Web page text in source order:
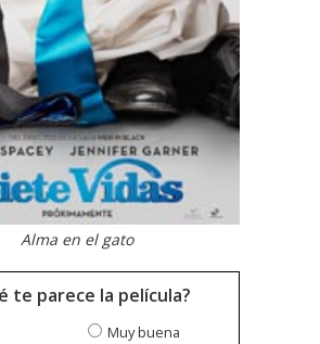
Alma en el gato
te parece la película?
Muy buena